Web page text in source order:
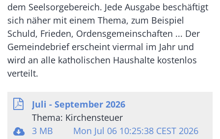
dem Seelsorgebereich. Jede Ausgabe beschäftigt
sich näher mit einem Thema, zum Beispiel
Schuld, Frieden, Ordensgemeinschaften ... Der
Gemeindebrief erscheint viermal im Jahr und
wird an alle katholischen Haushalte kostenlos
verteilt.
Juli - September 2026
Thema: Kirchensteuer
3 MB
Mon Jul 06 10:25:38 CEST 2026